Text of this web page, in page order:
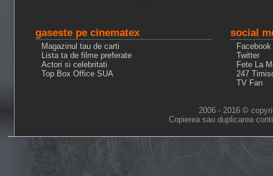
gaseste pe cinematex
Magazinul tau de carti
Lista ta de filme preferate
Actori si celebritati
Top Box Office SUA
social
Facebook
Twitter
Fete La
247
TV Fan
2006 - 2016 ©
Copierea sau duplicarea